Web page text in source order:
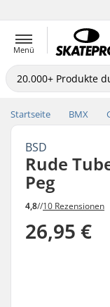
Menü
Startseite BMX
BSD
Rude
Peg
4,8//10 Rezensionen
26,95 €